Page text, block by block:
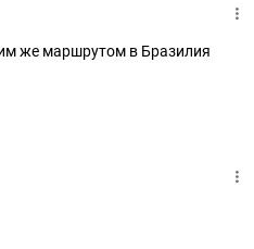
же маршрутом в Бразилия